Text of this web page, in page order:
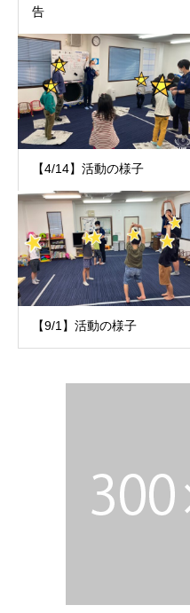
告
【4/14】活動の様子
【9/1】活動の様子